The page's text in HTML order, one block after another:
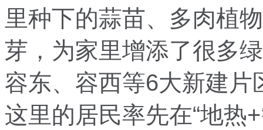
里种下的蒜苗、多肉植
芽，为家里增添了很多
容东、容西等6大新建
这里的居民率先在“地热